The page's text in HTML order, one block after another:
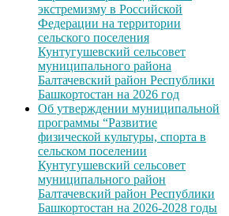
экстремизму в Российской
Федерации на территории
сельского поселения
Кунтугушевский сельсовет
муниципального района
Балтачевский район Республики
Башкортостан на 2026 год
Об утверждении муниципальной
программы “Развитие
физической культуры, спорта в
сельском поселении
Кунтугушевский сельсовет
муниципального район
Балтачевский район Республики
Башкортостан на 2026-2028 годы